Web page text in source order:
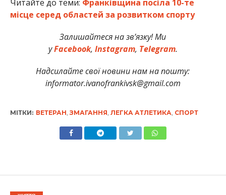
Читайте до теми: Франківщина посіла 10-те
місце серед областей за розвитком спорту
Залишайтеся на зв’язку! Ми
уFacebook, Instagram, Telegram.
Надсилайте свої новини нам на пошту:
informator.ivanofrankivsk@gmail.com
МІТКИ: ВЕТЕРАН ЗМАГАННЯ ЛЕГКА АТЛЕТИКА СПОРТ